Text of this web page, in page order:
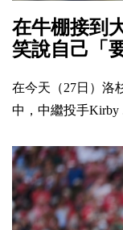
在牛棚接到
笑說自己「
在今天（27日）洛
中，中繼投手Kirby